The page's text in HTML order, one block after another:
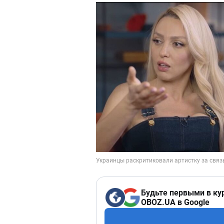
Будьте первыми в
OBOZ.UA в Google